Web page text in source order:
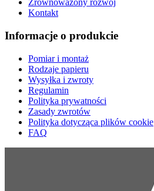
Zrównoważony rozwój
Kontakt
Informacje o produkcie
Pomiar i montaż
Rodzaje papieru
Wysyłka i zwroty
Regulamin
Polityka prywatności
Zasady zwrotów
Polityka dotycząca plików cookie
FAQ